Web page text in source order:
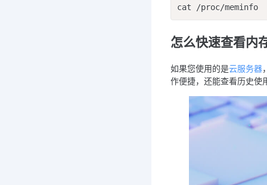
cat /proc/meminfo
怎么快速查看内
如果您使用的是云服务器
作便捷，还能查看历史使